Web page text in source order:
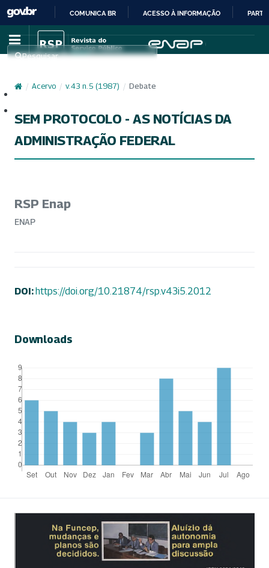
IR
PARA
CONTEÚDO
COMUNICA BR ACESSO À INFORMAÇÃO
Pesquisar
/ Acervo / v. 43 n. 5 (1987) / Debate
SEM PROTOCOLO - AS NOTÍCIAS DA
ADMINISTRAÇÃO FEDERAL
RSP Enap
ENAP
DOI:https://doi.org/10.21874/rsp.v43i5.2012
Downloads